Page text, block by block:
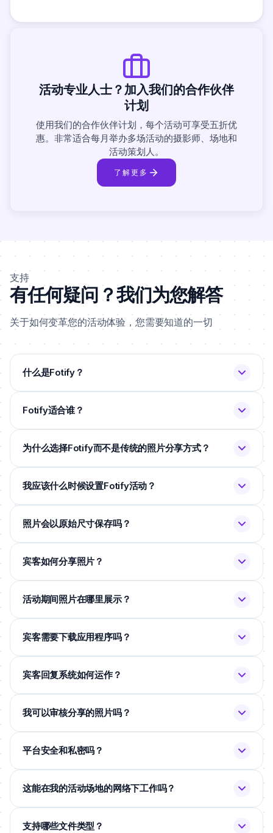
活动专业人士？加入我们的合作伙伴
计划
使用我们的合作伙伴计划，每个活动可享受五折优
惠。非常适合每月举办多场活动的摄影师、场地和
活动策划人。
了解更多
支持
有任何疑问？我们为您解答
关于如何变革您的活动体验，您需要知道的一切
什么是Fotify？
Fotify适合谁？
为什么选择Fotify而不是传统的照片分享方式？
我应该什么时候设置Fotify活动？
照片会以原始尺寸保存吗？
宾客如何分享照片？
活动期间照片在哪里展示？
宾客需要下载应用程序吗？
宾客回复系统如何运作？
我可以审核分享的照片吗？
平台安全和私密吗？
这能在我的活动场地的网络下工作吗？
支持哪些文件类型？